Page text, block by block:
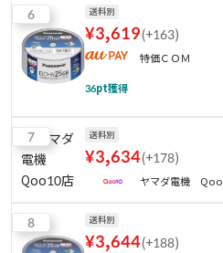
6 送料別
¥3,619(+163)
特価ＣＯＭ
36pt獲得
7 送料別
¥3,634(+178)
ヤマダ電機
8 送料別
¥3,644(+188)